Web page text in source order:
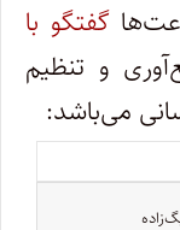
گفتگو با
و تنظیم
می‌باشد: